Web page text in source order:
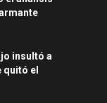
insultó a
quitó el